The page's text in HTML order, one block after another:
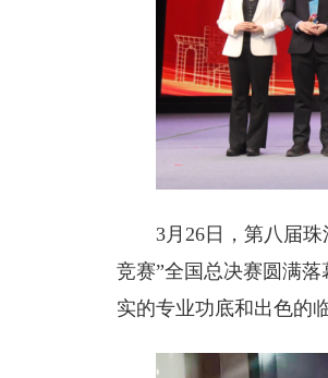
3月26日，第八届
竞赛”全国总决赛圆满落
实的专业功底和出色的